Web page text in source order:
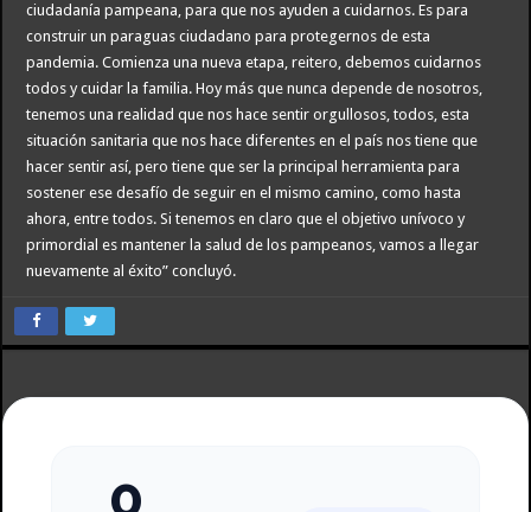
ciudadanía pampeana, para que nos ayuden a cuidarnos. Es para
construir un paraguas ciudadano para protegernos de esta
pandemia. Comienza una nueva etapa, reitero, debemos cuidarnos
todos y cuidar la familia. Hoy más que nunca depende de nosotros,
tenemos una realidad que nos hace sentir orgullosos, todos, esta
situación sanitaria que nos hace diferentes en el país nos tiene que
hacer sentir así, pero tiene que ser la principal herramienta para
sostener ese desafío de seguir en el mismo camino, como hasta
ahora, entre todos. Si tenemos en claro que el objetivo unívoco y
primordial es mantener la salud de los pampeanos, vamos a llegar
nuevamente al éxito” concluyó.